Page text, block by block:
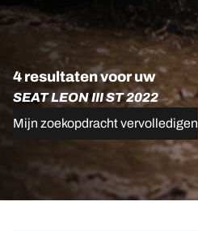
4 resultaten voor uw
SEAT LEON III ST 2022
Mijn zoekopdracht vervolledigen